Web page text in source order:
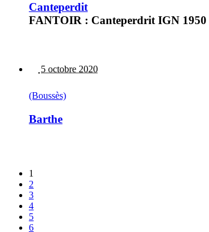
Canteperdit
FANTOIR : Canteperdrit IGN
5 octobre 2020
(Boussès)
Barthe
1
2
3
4
5
6